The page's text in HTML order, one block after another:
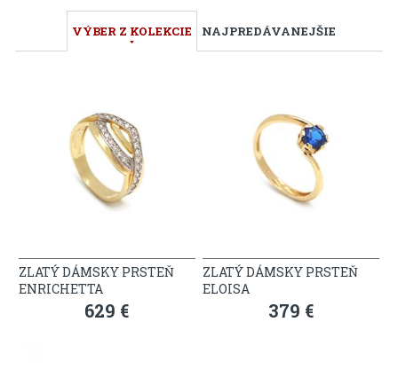
VÝBER Z KOLEKCIE NAJPREDÁVANEJŠIE
ZLATÝ DÁMSKY PRSTEŇ
ENRICHETTA
629 €
ZLATÝ DÁMSKY PRSTEŇ
ELOISA
379 €